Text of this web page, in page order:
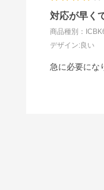
対応が早く
商品種別：
デザイン:良い
急に必要にな